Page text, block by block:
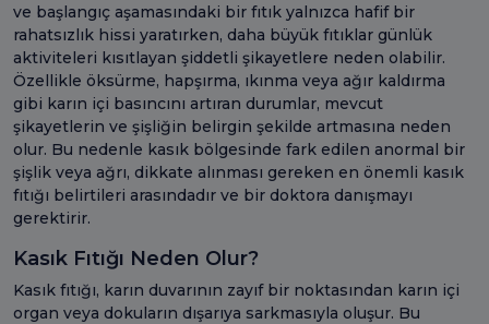
ve başlangıç aşamasındaki bir fıtık yalnızca hafif bir
rahatsızlık hissi yaratırken, daha büyük fıtıklar günlük
aktiviteleri kısıtlayan şiddetli şikayetlere neden olabilir.
Özellikle öksürme, hapşırma, ıkınma veya ağır kaldırma
gibi karın içi basıncını artıran durumlar, mevcut
şikayetlerin ve şişliğin belirgin şekilde artmasına neden
olur. Bu nedenle kasık bölgesinde fark edilen anormal bir
şişlik veya ağrı, dikkate alınması gereken en önemli kasık
fıtığı belirtileri arasındadır ve bir doktora danışmayı
gerektirir.
Kasık Fıtığı Neden Olur?
Kasık fıtığı, karın duvarının zayıf bir noktasından karın içi
organ veya dokuların dışarıya sarkmasıyla oluşur. Bu